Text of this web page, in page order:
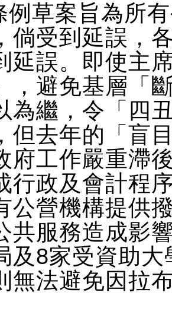
例草案旨為所
倘受到延誤，
延誤。即使主
，避免基層「
為繼，令「四
但去年的「盲
府工作嚴重滯
行政及會計程
公營機構提供
共服務造成影
及8家受資助
無法避免因拉